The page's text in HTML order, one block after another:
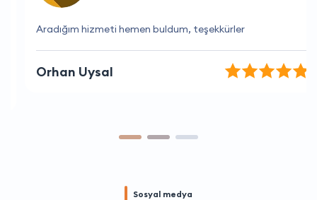
Aradığım hizmeti hemen buldum, teşekkürler
Orhan Uysal
Sosyal medya